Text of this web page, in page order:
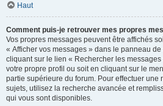
Haut
Comment puis-je retrouver mes propres
Vos propres messages peuvent être affichés
« Afficher vos messages » dans le panneau de
cliquant sur le lien « Rechercher les
votre propre profil ou soit en cliquant sur le
partie supérieure du forum. Pour effectuer une
sujets, utilisez la recherche avancée et
qui vous sont disponibles.